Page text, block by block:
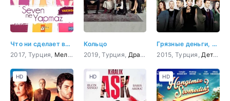
Что ни сделает влюбленный
2017, Турция, Мелодрама ,Комедия
Кольцо
2019, Турция, Драма криминал ,Боевик,
Грязные деньги, лживая любовь 45 серия
2015, Турция, Детектив
HD HD HD